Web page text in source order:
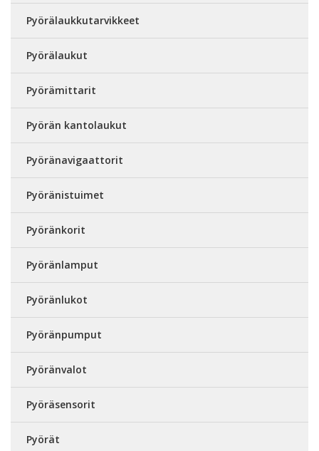
Pyörälaukkutarvikkeet
Pyörälaukut
Pyörämittarit
Pyörän kantolaukut
Pyöränavigaattorit
Pyöränistuimet
Pyöränkorit
Pyöränlamput
Pyöränlukot
Pyöränpumput
Pyöränvalot
Pyöräsensorit
Pyörät